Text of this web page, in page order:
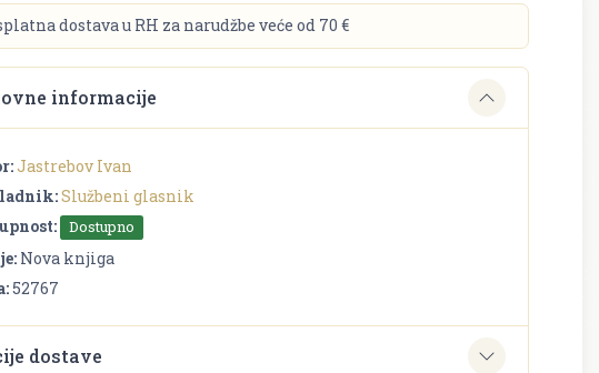
dostava u RH za narudžbe veće od 70 €
informacije
Jastrebov Ivan
Službeni glasnik
Dostupno
Nova knjiga
52767
dostave